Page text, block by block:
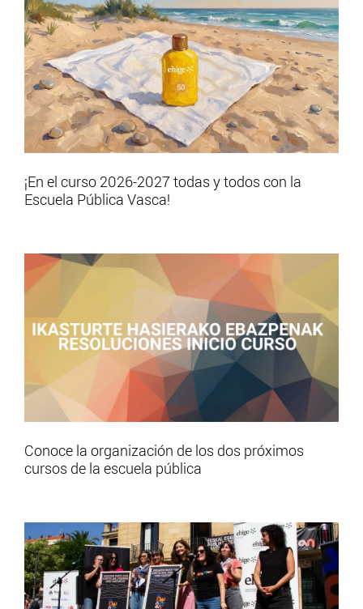
¡En el curso 2026-2027 todas y todos con la
Escuela Pública Vasca!
Conoce la organización de los dos próximos
cursos de la escuela pública